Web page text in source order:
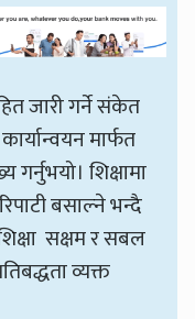
जारी गर्ने संकेत
मार्फत
शिक्षामा
बसाल्ने भन्दै
शिक्षा सक्षम र सबल
व्यक्त